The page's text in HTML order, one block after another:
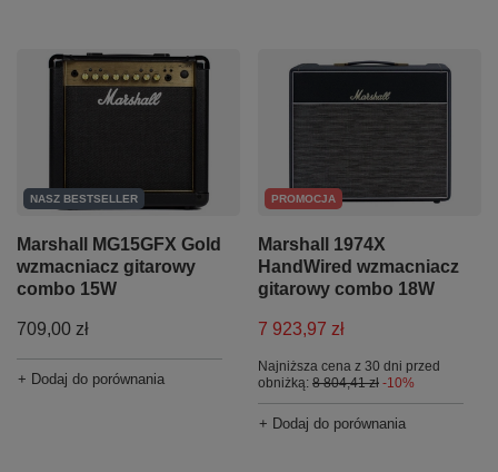
NASZ BESTSELLER
Marshall MG15GFX Gold
wzmacniacz gitarowy
combo 15W
709,00 zł
+ Dodaj do porównania
PROMOCJA
Marshall 1974X
HandWired wzmacniacz
gitarowy combo 18W
7 923,97 zł
Najniższa cena z 30 dni przed
obniżką: 8 804,41 zł -10%
+ Dodaj do porównania